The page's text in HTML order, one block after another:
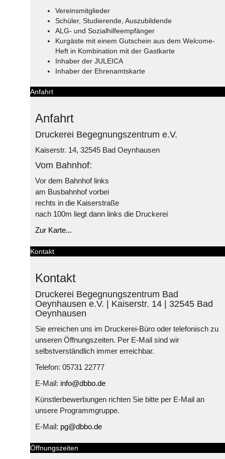
Vereinsmitglieder
Schüler, Studierende, Auszubildende
ALG- und Sozialhilfeempfänger
Kurgäste mit einem Gutschein aus dem Welcome-
Heft in Kombination mit der Gastkarte
Inhaber der JULEICA
Inhaber der Ehrenamtskarte
Anfahrt
Anfahrt
Druckerei Begegnungszentrum e.V.
Kaiserstr. 14, 32545 Bad Oeynhausen
Vom Bahnhof:
Vor dem Bahnhof links
am Busbahnhof vorbei
rechts in die Kaiserstraße
nach 100m liegt dann links die Druckerei
Zur Karte...
Kontakt
Kontakt
Druckerei Begegnungszentrum Bad
Oeynhausen e.V. | Kaiserstr. 14 | 32545 Bad
Oeynhausen
Sie erreichen uns im Druckerei-Büro oder telefonisch zu
unseren Öffnungszeiten. Per E-Mail sind wir
selbstverständlich immer erreichbar.
Telefon: 05731 22777
E-Mail: info@dbbo.de
Künstlerbewerbungen richten Sie bitte per E-Mail an
unsere Programmgruppe.
E-Mail: pg@dbbo.de
Öffnungszeiten